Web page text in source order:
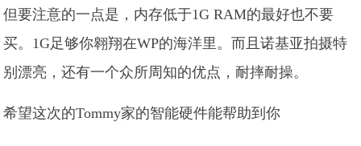
但要注意的一点是，内存低于1G RAM的最好也不要
买。1G足够你翱翔在WP的海洋里。而且诺基亚拍摄特
别漂亮，还有一个众所周知的优点，耐摔耐操。
希望这次的Tommy家的智能硬件能帮助到你